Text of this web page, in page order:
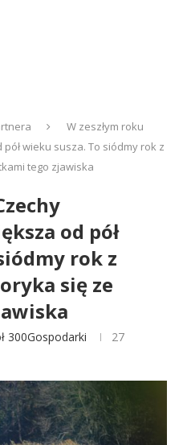
W zeszłym roku
wieku susza. To siódmy rok z
tego zjawiska
od pół
rok z
się ze
300Gospodarki
27